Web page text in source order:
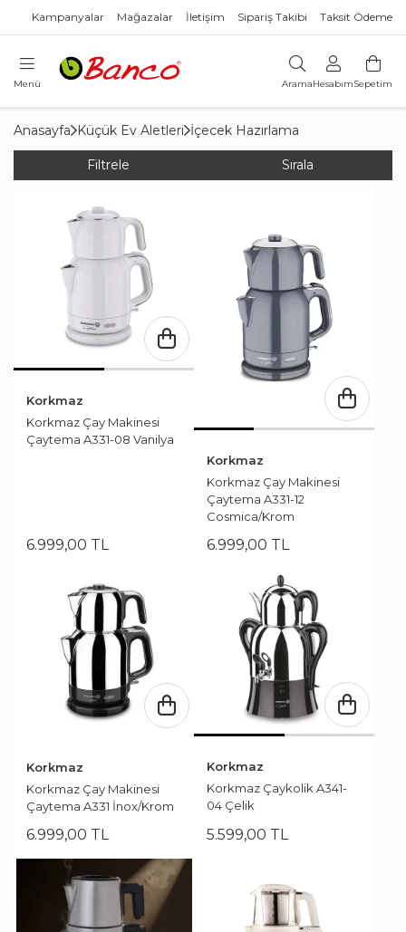
Kampanyalar Mağazalar İletişim Sipariş Takibi Taksit Ödeme
Menü AramaHesabımSepetim
Anasayfa Küçük Ev Aletleri İçecek Hazırlama
Filtrele Sırala
Korkmaz
Korkmaz Çay Makinesi
Çaytema A331-08 Vanilya
6.999,00 TL
Korkmaz
Korkmaz Çay Makinesi
Çaytema A331-12
Cosmica/Krom
6.999,00 TL
Korkmaz
Korkmaz Çay Makinesi
Çaytema A331 İnox/Krom
6.999,00 TL
Korkmaz
Korkmaz Çaykolik A341-
04 Çelik
5.599,00 TL